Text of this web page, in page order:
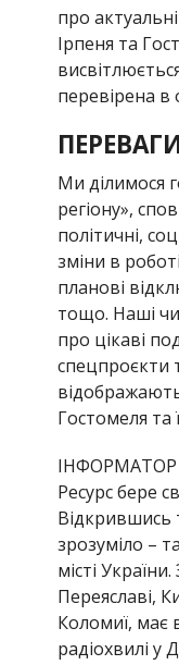
про актуальні
Ірпеня та
перевірена в
Ми ділимося
регіону»,
політичні,
зміни в
планові
тощо. Наші
про цікаві
спецпроєкти
відображають
Гостомеля та
ІНФОРМАТОР
Ресурс бере
Відкрившись
зрозуміло –
місті
Переяславі,
Коломиї, має
радіохвилі у